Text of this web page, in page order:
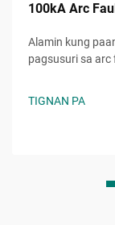
100kA Arc
Alamin kung
pagsusuri sa arc
TIGNAN PA